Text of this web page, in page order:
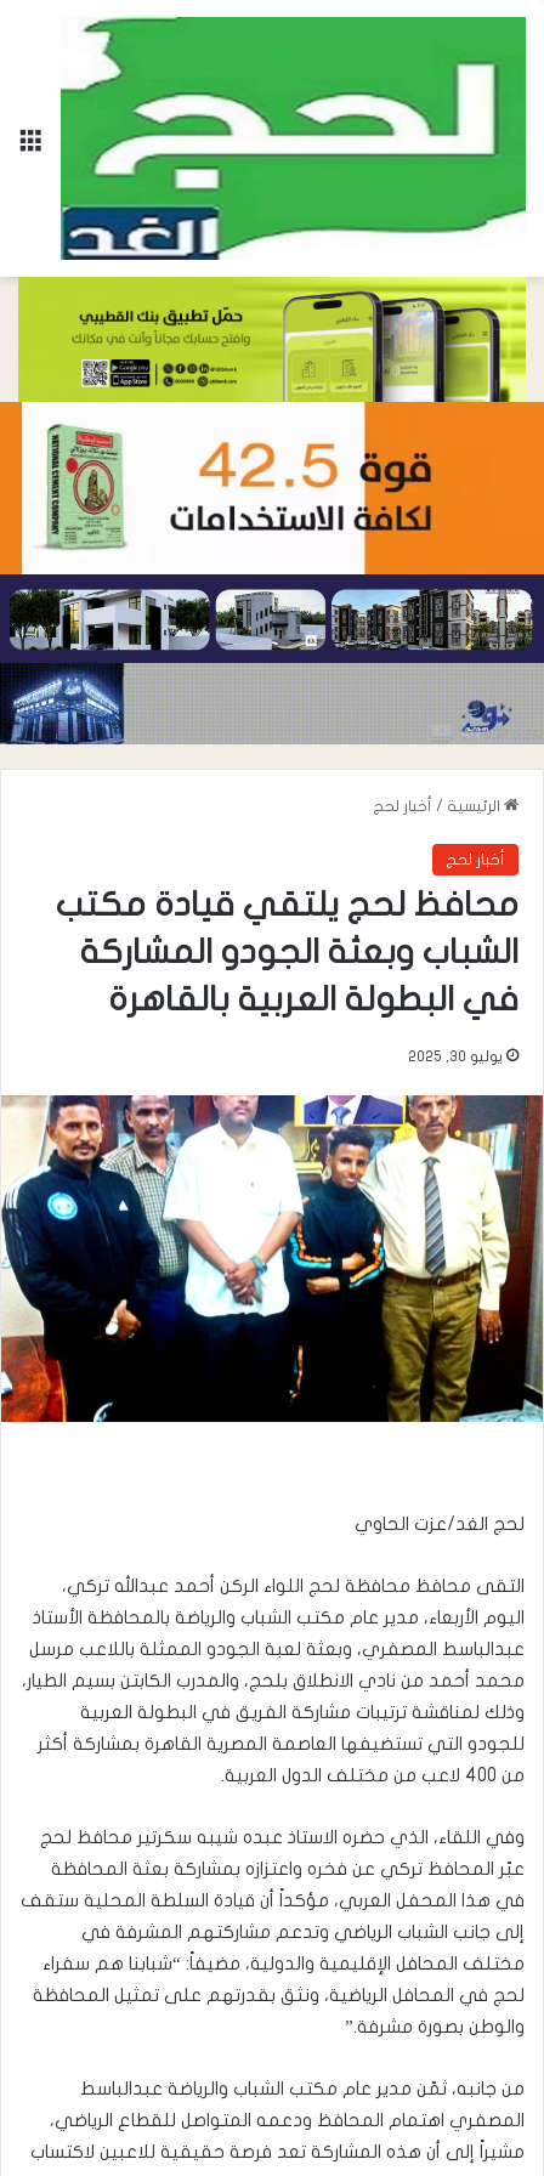
الرئيسية / أخبار لحج
أخبار لحج
محافظ لحج يلتقي قيادة مكتب
الشباب وبعثة الجودو المشاركة
في البطولة العربية بالقاهرة
يوليو 30, 2025
لحج الغد/عزت الحاوي
التقى محافظ محافظة لحج اللواء الركن أحمد عبدالله تركي،
اليوم الأربعاء، مدير عام مكتب الشباب والرياضة بالمحافظة الأستاذ
عبدالباسط المصفري، وبعثة لعبة الجودو الممثلة باللاعب مرسل
محمد أحمد من نادي الانطلاق بلحج، والمدرب الكابتن بسيم الطيار،
وذلك لمناقشة ترتيبات مشاركة الفريق في البطولة العربية
للجودو التي تستضيفها العاصمة المصرية القاهرة بمشاركة أكثر
من 400 لاعب من مختلف الدول العربية.
وفي اللقاء، الذي حضره الاستاذ عبده شيبه سكرتير محافظ لحج
عبّر المحافظ تركي عن فخره واعتزازه بمشاركة بعثة المحافظة
في هذا المحفل العربي، مؤكداً أن قيادة السلطة المحلية ستقف
إلى جانب الشباب الرياضي وتدعم مشاركتهم المشرفة في
مختلف المحافل الإقليمية والدولية، مضيفاً: “شبابنا هم سفراء
لحج في المحافل الرياضية، ونثق بقدرتهم على تمثيل المحافظة
والوطن بصورة مشرفة.”
من جانبه، ثمّن مدير عام مكتب الشباب والرياضة عبدالباسط
المصفري اهتمام المحافظ ودعمه المتواصل للقطاع الرياضي،
مشيراً إلى أن هذه المشاركة تعد فرصة حقيقية للاعبين لاكتساب